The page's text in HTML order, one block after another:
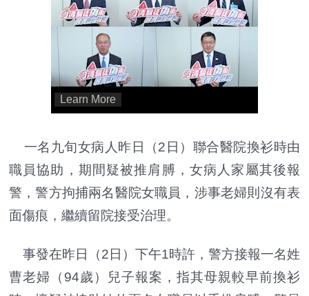
一名九旬女病人昨日（2日）聯合醫院換衫時由
職員協助，期間疑被推肩膊，女病人家屬其後報
警，警方拘捕兩名醫院女職員，涉事老婦則沒有表
面傷痕，繼續留院接受治理。
事發在昨日（2日）下午1時許，警方接報一名姓
曹老婦（94歲）兒子報案，指其母親較早前換衫